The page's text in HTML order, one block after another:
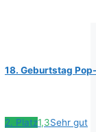
18. Geburtstag
2. Platz1,3Sehr gut